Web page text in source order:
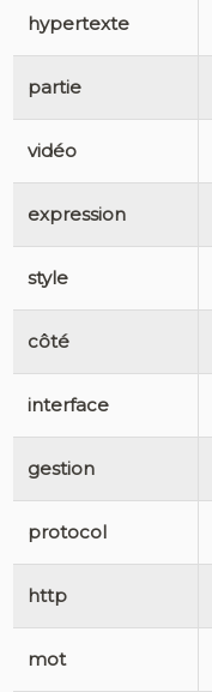
hypertexte
partie
vidéo
expression
style
côté
interface
gestion
protocol
http
mot